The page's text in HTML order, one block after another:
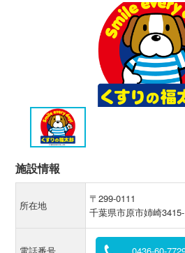
施設情報
所在地
〒299-0111
千葉県市原市姉崎3415-